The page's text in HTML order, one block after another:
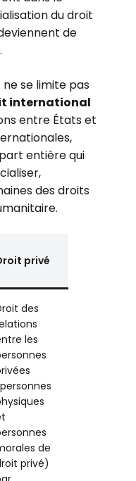
du droit
de
se limite pas
international
entre États et
entière qui
des droits
privé
des
les
de
privé)